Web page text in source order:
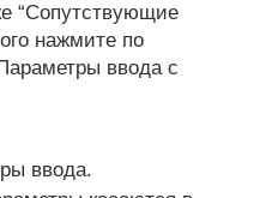
“Сопутствующие
нажмите по
ввода с
ввода.